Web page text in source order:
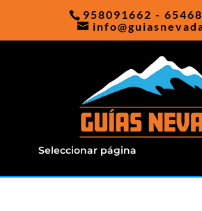
958091662 -
Seleccionar página